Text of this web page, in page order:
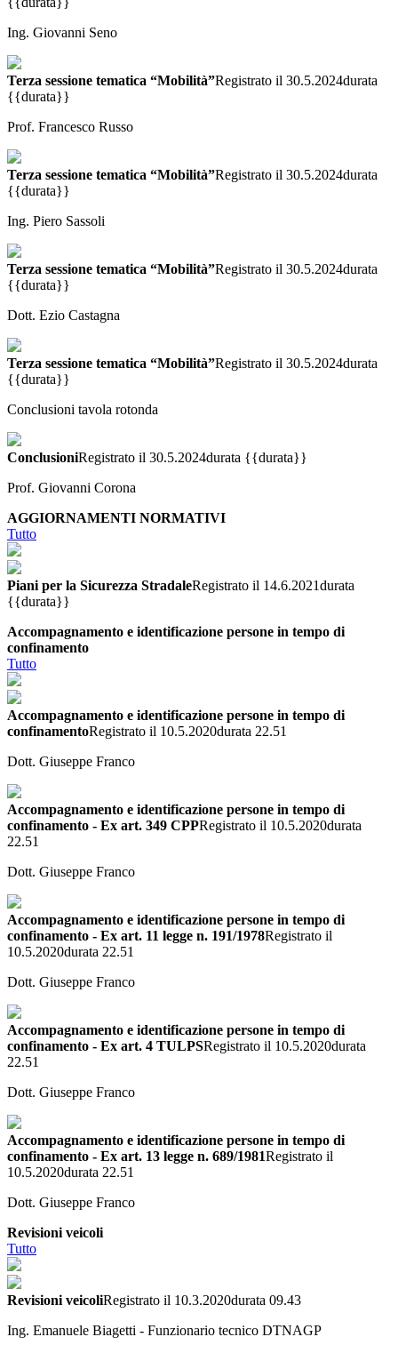
Ing. Giovanni Seno
Terza sessione tematica “Mobilità”Registrato il 30.5.2024durata
{{durata}}
Prof. Francesco Russo
Terza sessione tematica “Mobilità”Registrato il 30.5.2024durata
{{durata}}
Ing. Piero Sassoli
Terza sessione tematica “Mobilità”Registrato il 30.5.2024durata
{{durata}}
Dott. Ezio Castagna
Terza sessione tematica “Mobilità”Registrato il 30.5.2024durata
{{durata}}
Conclusioni tavola rotonda
ConclusioniRegistrato il 30.5.2024durata {{durata}}
Prof. Giovanni Corona
AGGIORNAMENTI NORMATIVI
Tutto
Piani per la Sicurezza StradaleRegistrato il 14.6.2021durata
{{durata}}
Accompagnamento e identificazione persone in tempo di
confinamento
Tutto
Accompagnamento e identificazione persone in tempo di
confinamentoRegistrato il 10.5.2020durata 22.51
Dott. Giuseppe Franco
Accompagnamento e identificazione persone in tempo di
confinamento - Ex art. 349 CPPRegistrato il 10.5.2020durata
22.51
Dott. Giuseppe Franco
Accompagnamento e identificazione persone in tempo di
confinamento - Ex art. 11 legge n. 191/1978Registrato il
10.5.2020durata 22.51
Dott. Giuseppe Franco
Accompagnamento e identificazione persone in tempo di
confinamento - Ex art. 4 TULPSRegistrato il 10.5.2020durata
22.51
Dott. Giuseppe Franco
Accompagnamento e identificazione persone in tempo di
confinamento - Ex art. 13 legge n. 689/1981Registrato il
10.5.2020durata 22.51
Dott. Giuseppe Franco
Revisioni veicoli
Tutto
Revisioni veicoliRegistrato il 10.3.2020durata 09.43
Ing. Emanuele Biagetti - Funzionario tecnico DTNAGP